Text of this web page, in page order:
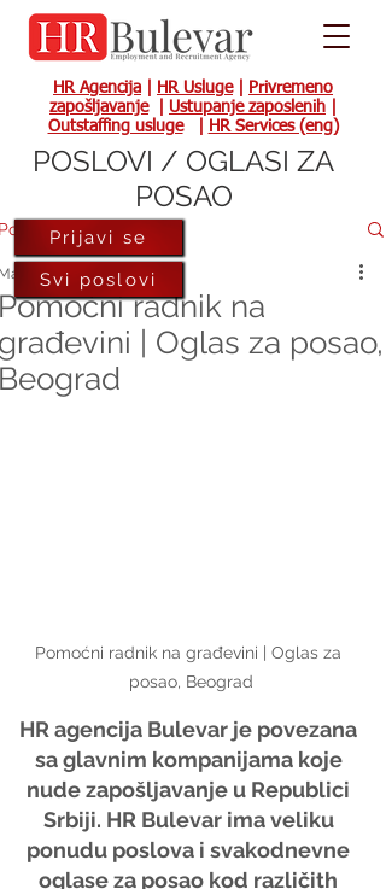
HR Agencija HR Usluge|
Privremeno
zapošljavanje| Ustupanje zaposlenih
Outstaffing usluge| HR Services (eng)
radnik na
| Oglas za posao,
21, 2024
Pomoćni radnik na građevini | Oglas za
posao, Beograd
HR agencija Bulevar je povezana
sa glavnim kompanijama koje
nude zapošljavanje u Republici
Srbiji. HR Bulevar ima veliku
ponudu poslova i svakodnevne
oglase za posao kod različith
Prijavi se
Svi poslovi
POSLOVI / OGLASI ZA
POSAO